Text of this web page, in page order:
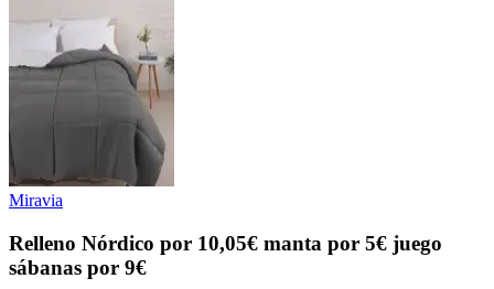
Miravia
Relleno Nórdico por 10,05€ manta por 5€ juego
sábanas por 9€